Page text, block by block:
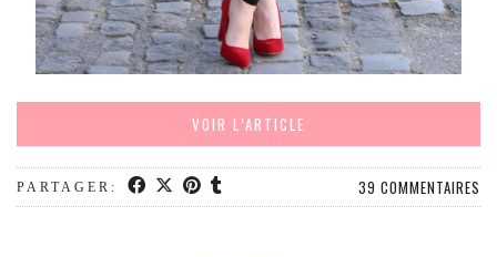
VOIR L’ARTICLE
PARTAGER: 39 COMMENTAIRES